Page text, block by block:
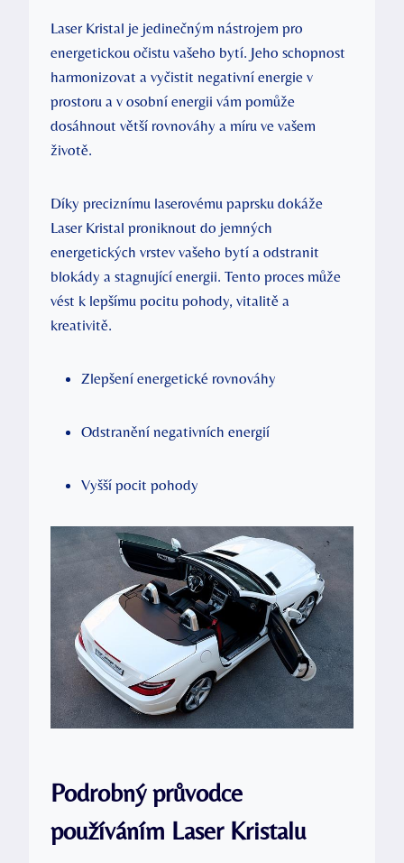
Laser Kristal je jedinečným nástrojem pro
energetickou očistu vašeho bytí. Jeho schopnost
harmonizovat a vyčistit negativní energie v
prostoru a v osobní energii vám pomůže
dosáhnout větší rovnováhy a míru ve vašem
životě.
Díky preciznímu laserovému paprsku dokáže
Laser Kristal proniknout do jemných
energetických vrstev vašeho bytí a odstranit
blokády a stagnující energii. Tento proces může
vést k lepšímu pocitu pohody, vitalitě a
kreativitě.
Zlepšení energetické rovnováhy
Odstranění negativních energií
Vyšší pocit pohody
Podrobný průvodce
používáním Laser Kristalu